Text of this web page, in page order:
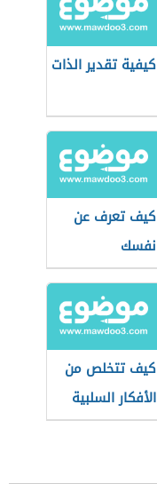
كيفية تقدير الذات
كيف تعرف عن
نفسك
كيف تتخلص من
الأفكار السلبية